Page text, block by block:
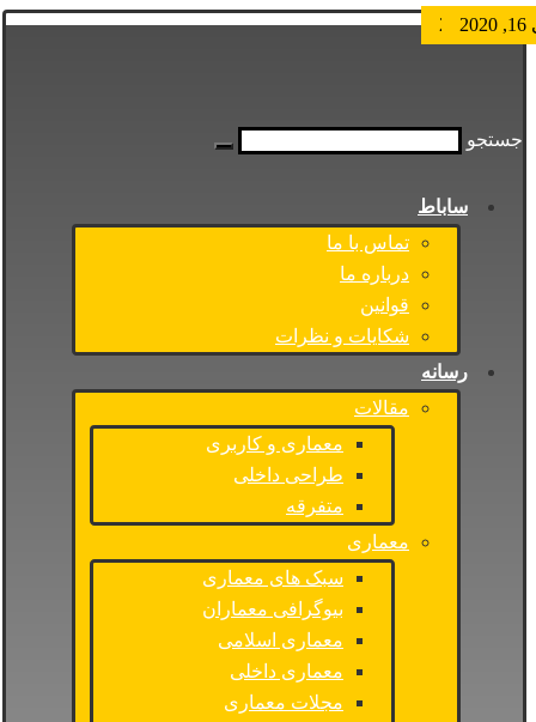
جستجو
ساباط
تماس با ما
درباره ما
قوانین
شکایات و نظرات
رسانه
مقالات
معماری و کاربری
طراحی داخلی
متفرقه
معماری
سبک های معماری
بیوگرافی معماران
معماری اسلامی
معماری داخلی
مجلات معماری
2021
2021
2021
2, 2021
2020
2020
2020